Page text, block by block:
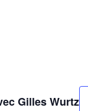
Gilles Wurtz